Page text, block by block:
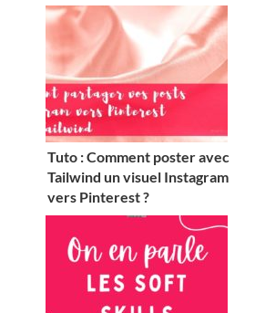
Tuto : Comment poster avec
Tailwind un visuel Instagram
vers Pinterest ?